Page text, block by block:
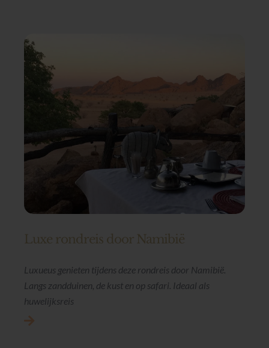
Luxe rondreis door Namibië
Luxueus genieten tijdens deze rondreis door Namibië.
Langs zandduinen, de kust en op safari. Ideaal als
huwelijksreis